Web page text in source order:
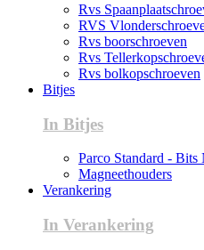
Rvs
RVS
Rvs boorschroeven
Rvs
Rvs bolkopschroeven
Bitjes
In Bitjes
Parco Standard - Bits
Magneethouders
Verankering
In Verankering